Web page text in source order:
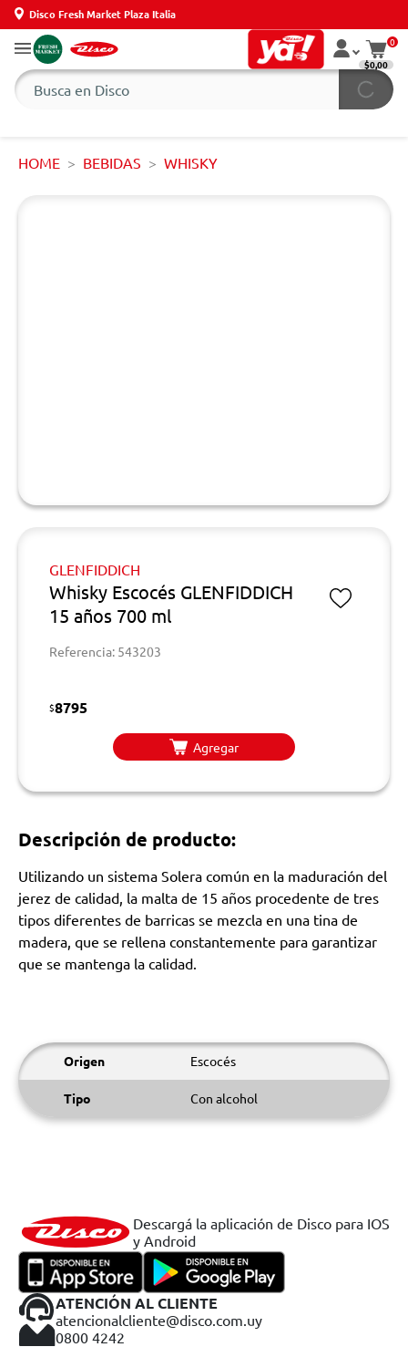
Disco Fresh Market Plaza Italia
0
$0,00
HOME BEBIDAS WHISKY
GLENFIDDICH
Whisky Escocés GLENFIDDICH
15 años 700 ml
Referencia: 543203
$8795
Agregar
Descripción de producto:
Utilizando un sistema Solera común en la maduración del
jerez de calidad, la malta de 15 años procedente de tres
tipos diferentes de barricas se mezcla en una tina de
madera, que se rellena constantemente para garantizar
que se mantenga la calidad.
Origen Escocés
Tipo Con alcohol
Descargá la aplicación de Disco para IOS
y Android
ATENCIÓN AL CLIENTE
atencionalcliente@disco.com.uy
0800 4242